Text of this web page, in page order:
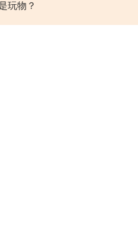
玩物？